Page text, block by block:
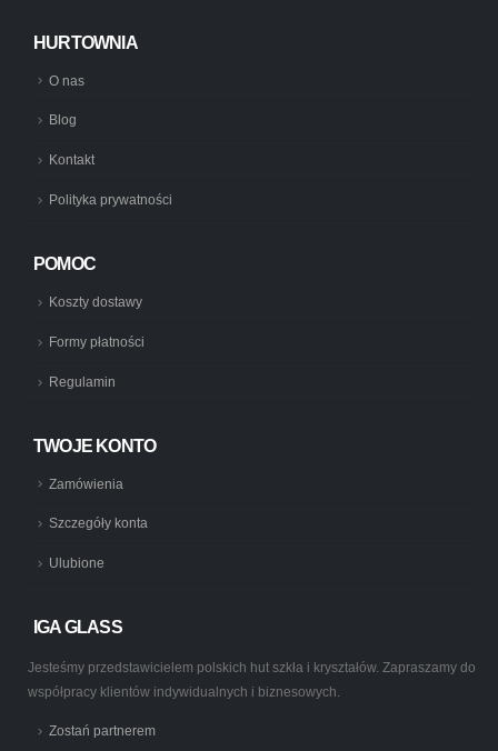
HURTOWNIA
O nas
Blog
Kontakt
Polityka prywatności
POMOC
Koszty dostawy
Formy płatności
Regulamin
TWOJE KONTO
Zamówienia
Szczegóły konta
Ulubione
IGA GLASS
Jesteśmy przedstawicielem polskich hut szkła i kryształów. Zapraszamy do
współpracy klientów indywidualnych i biznesowych.
Zostań partnerem